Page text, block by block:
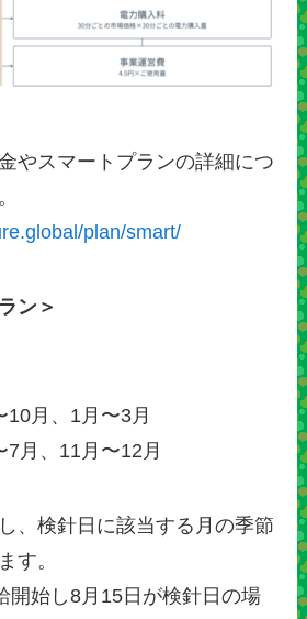
やスマートプランの詳細につ
plan/smart/
ン＞
10月、1月〜3月
7月、11月〜12月
、検針日に該当する月の季節
す。
開始し8月15日が検針日の場